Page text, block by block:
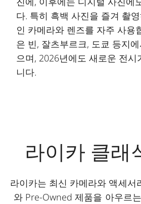
다. 특히 흑백 사진을 즐겨 촬
인 카메라와 렌즈를 자주 사용
은 빈, 잘츠부르크, 도쿄 등지
으며, 2026년에도 새로운 전시
니다.
라이카 클래
라이카는 최신 카메라와 액세서
와 Pre-Owned 제품을 아우르